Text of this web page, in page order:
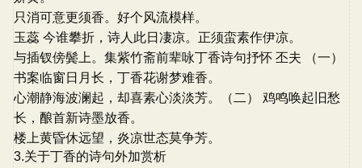
只消可意更须香。好个风流模样。
玉蕊 今谁攀折，诗人此日凄凉。正须蛮素作伊凉。
与插钗傍鬓上。集紫竹斋前辈咏丁香诗句抒怀 丕夫 （一）
书案临窗日月长，丁香花谢梦难香。
心潮静海波澜起，却喜素心淡淡芳。（二） 鸡鸣唤起旧愁
长，酿首新诗墨放香。
楼上黄昏休远望，炎凉世态莫争芳。
3.关于丁香的诗句外加赏析